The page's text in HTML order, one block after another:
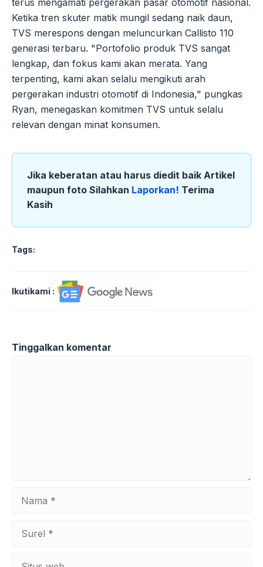
terus mengamati pergerakan pasar otomotif nasional.
Ketika tren skuter matik mungil sedang naik daun,
TVS merespons dengan meluncurkan Callisto 110
generasi terbaru. "Portofolio produk TVS sangat
lengkap, dan fokus kami akan merata. Yang
terpenting, kami akan selalu mengikuti arah
pergerakan industri otomotif di Indonesia," pungkas
Ryan, menegaskan komitmen TVS untuk selalu
relevan dengan minat konsumen.
Jika keberatan atau harus diedit baik Artikel
maupun foto Silahkan Laporkan! Terima
Kasih
Tags:
Ikutikami :
Tinggalkan komentar